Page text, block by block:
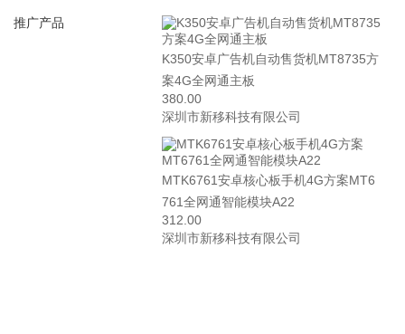
推广产品
K350安卓广告机自动售货机MT8735方
案4G全网通主板
380.00
深圳市新移科技有限公司
MTK6761安卓核心板手机4G方案MT6
761全网通智能模块A22
312.00
深圳市新移科技有限公司